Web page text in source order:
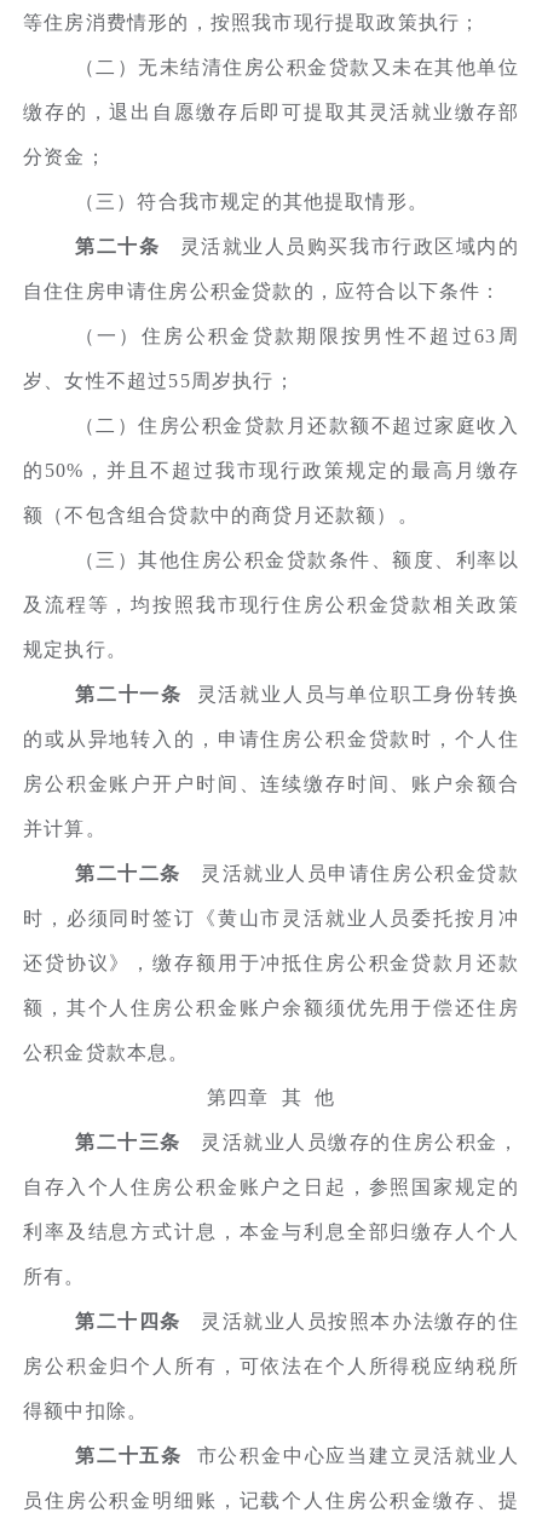
等住房消费情形的，按照我市现行提取政策执行；
（二）无未结清住房公积金贷款又未在其他单位
缴存的，退出自愿缴存后即可提取其灵活就业缴存部
分资金；
（三）符合我市规定的其他提取情形。
第二十条 灵活就业人员购买我市行政区域内的
自住住房申请住房公积金贷款的，应符合以下条件：
（一）住房公积金贷款期限按男性不超过63周
岁、女性不超过55周岁执行；
（二）住房公积金贷款月还款额不超过家庭收入
的50%，并且不超过我市现行政策规定的最高月缴存
额（不包含组合贷款中的商贷月还款额）。
（三）其他住房公积金贷款条件、额度、利率以
及流程等，均按照我市现行住房公积金贷款相关政策
规定执行。
第二十一条 灵活就业人员与单位职工身份转换
的或从异地转入的，申请住房公积金贷款时，个人住
房公积金账户开户时间、连续缴存时间、账户余额合
并计算。
第二十二条 灵活就业人员申请住房公积金贷款
时，必须同时签订《黄山市灵活就业人员委托按月冲
还贷协议》，缴存额用于冲抵住房公积金贷款月还款
额，其个人住房公积金账户余额须优先用于偿还住房
公积金贷款本息。
第四章 其 他
第二十三条 灵活就业人员缴存的住房公积金，
自存入个人住房公积金账户之日起，参照国家规定的
利率及结息方式计息，本金与利息全部归缴存人个人
所有。
第二十四条 灵活就业人员按照本办法缴存的住
房公积金归个人所有，可依法在个人所得税应纳税所
得额中扣除。
第二十五条 市公积金中心应当建立灵活就业人
员住房公积金明细账，记载个人住房公积金缴存、提